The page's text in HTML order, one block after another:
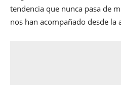
tendencia que nunca pasa de
nos han acompañado desde la